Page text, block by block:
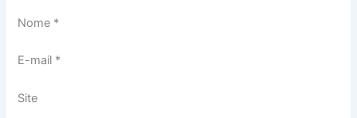
Nome *
E-mail *
Site